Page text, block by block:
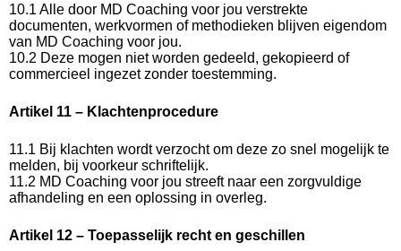
10.1 Alle door MD Coaching voor jou verstrekte
documenten, werkvormen of methodieken blijven eigendom
van MD Coaching voor jou.
10.2 Deze mogen niet worden gedeeld, gekopieerd of
commercieel ingezet zonder toestemming.
Artikel 11 – Klachtenprocedure
11.1 Bij klachten wordt verzocht om deze zo snel mogelijk te
melden, bij voorkeur schriftelijk.
11.2 MD Coaching voor jou streeft naar een zorgvuldige
afhandeling en een oplossing in overleg.
Artikel 12 – Toepasselijk recht en geschillen